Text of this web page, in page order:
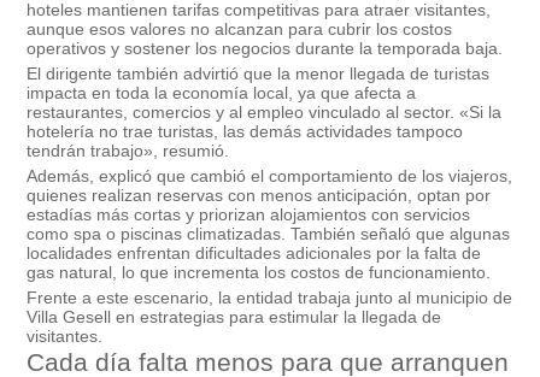
hoteles mantienen tarifas competitivas para atraer visitantes,
aunque esos valores no alcanzan para cubrir los costos
operativos y sostener los negocios durante la temporada baja.
El dirigente también advirtió que la menor llegada de turistas
impacta en toda la economía local, ya que afecta a
restaurantes, comercios y al empleo vinculado al sector. «Si la
hotelería no trae turistas, las demás actividades tampoco
tendrán trabajo», resumió.
Además, explicó que cambió el comportamiento de los viajeros,
quienes realizan reservas con menos anticipación, optan por
estadías más cortas y priorizan alojamientos con servicios
como spa o piscinas climatizadas. También señaló que algunas
localidades enfrentan dificultades adicionales por la falta de
gas natural, lo que incrementa los costos de funcionamiento.
Frente a este escenario, la entidad trabaja junto al municipio de
Villa Gesell en estrategias para estimular la llegada de
visitantes.
Cada día falta menos para que arranquen